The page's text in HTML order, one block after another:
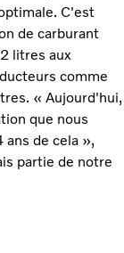
C'est
de carburant
litres aux
comme
« Aujourd'hui,
que nous
ans de cela »,
partie de notre